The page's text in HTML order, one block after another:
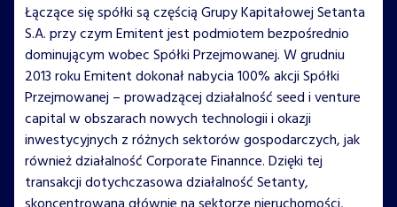
Łączące się spółki są częścią Grupy Kapitałowej Setanta
S.A. przy czym Emitent jest podmiotem bezpośrednio
dominującym wobec Spółki Przejmowanej. W grudniu
2013 roku Emitent dokonał nabycia 100% akcji Spółki
Przejmowanej – prowadzącej działalność seed i venture
capital w obszarach nowych technologii i okazji
inwestycyjnych z różnych sektorów gospodarczych, jak
również działalność Corporate Finannce. Dzięki tej
transakcji dotychczasowa działalność Setanty,